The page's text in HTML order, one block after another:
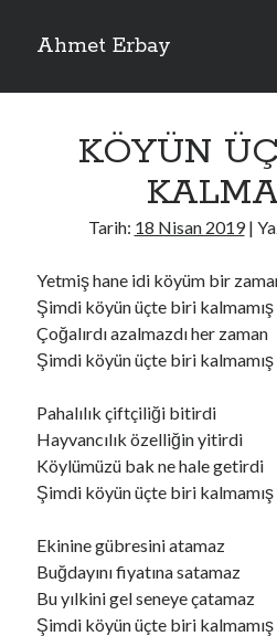
Ahmet Erbay
Yan
Menü
ELİF BENİ BIRAKMA
YALAN DEMEM HARAM YEMEM
Son Yorumlar
BAĞIŞLA ADINIiçindario72
BAĞIŞLA ADINIiçinfoodie22
BAĞIŞLA ADINI içinZoe72
BAĞIŞLA ADINIiçin dailyLinda1997
Ara
KÖYÜN
Tarih: 18 Nisan 2019|
Yetmiş hane idi köyüm bir
Şimdi köyün üçte biri kalmamış
Çoğalırdı azalmazdı her zaman
Şimdi köyün üçte biri kalmamış
Pahalılık çiftçiliği bitirdi
Hayvancılık özelliğin yitirdi
Köylümüzü bak ne hale getirdi
Şimdi köyün üçte biri kalmamış
Ekinine gübresini atamaz
Buğdayını fiyatına satamaz
Bu yılkini gel seneye çatamaz
Şimdi köyün üçte biri kalmamış